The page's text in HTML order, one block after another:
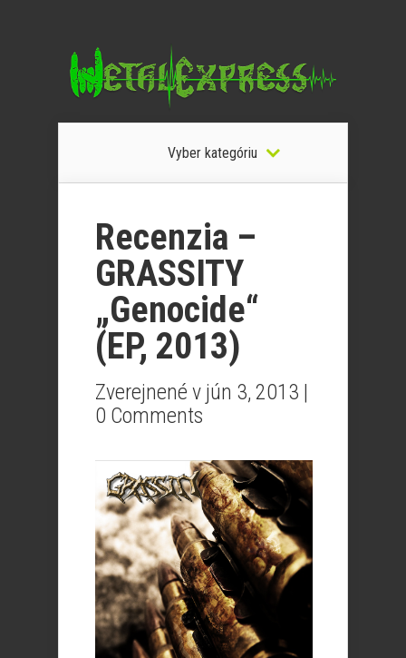
Vyber kategóriu
Recenzia –
GRASSITY
„Genocide“
(EP, 2013)
Zverejnené v jún 3, 2013 |
0 Comments